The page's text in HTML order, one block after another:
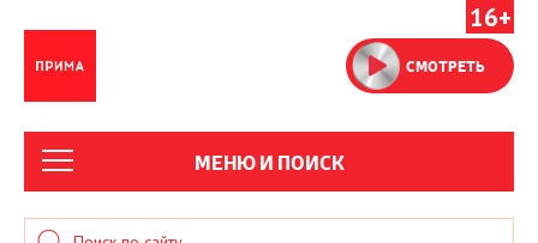
16+
СМОТРЕТЬ
МЕНЮ И ПОИСК